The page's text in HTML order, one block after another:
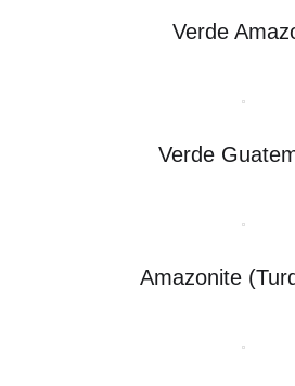
Verde
Verde
Amazonite